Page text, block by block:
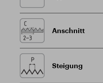
Anschnitt
Steigung